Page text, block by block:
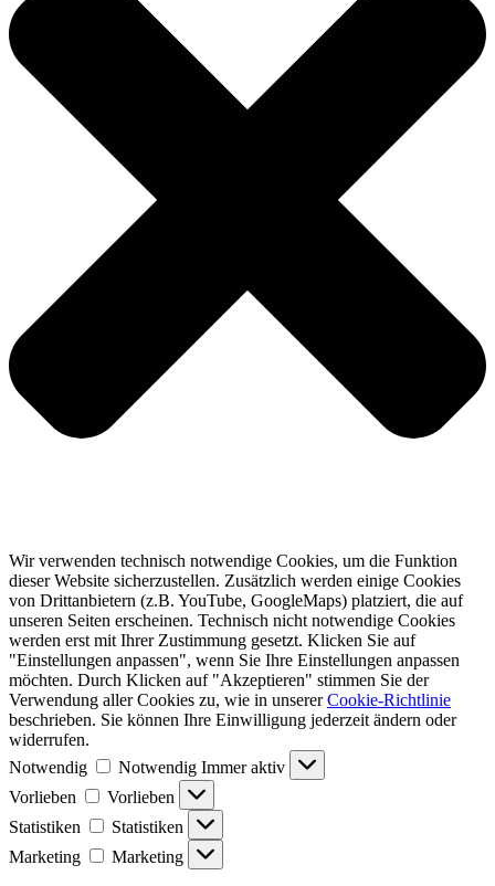
Wir verwenden technisch notwendige Cookies, um die Funktion
dieser Website sicherzustellen. Zusätzlich werden einige Cookies
von Drittanbietern (z.B. YouTube, GoogleMaps) platziert, die auf
unseren Seiten erscheinen. Technisch nicht notwendige Cookies
werden erst mit Ihrer Zustimmung gesetzt. Klicken Sie auf
"Einstellungen anpassen", wenn Sie Ihre Einstellungen anpassen
möchten. Durch Klicken auf "Akzeptieren" stimmen Sie der
Verwendung aller Cookies zu, wie in unsererCookie-Richtlinie
beschrieben. Sie können Ihre Einwilligung jederzeit ändern oder
widerrufen.
Notwendig
Notwendig Immer aktiv
Vorlieben
Vorlieben
Statistiken
Statistiken
Marketing
Marketing